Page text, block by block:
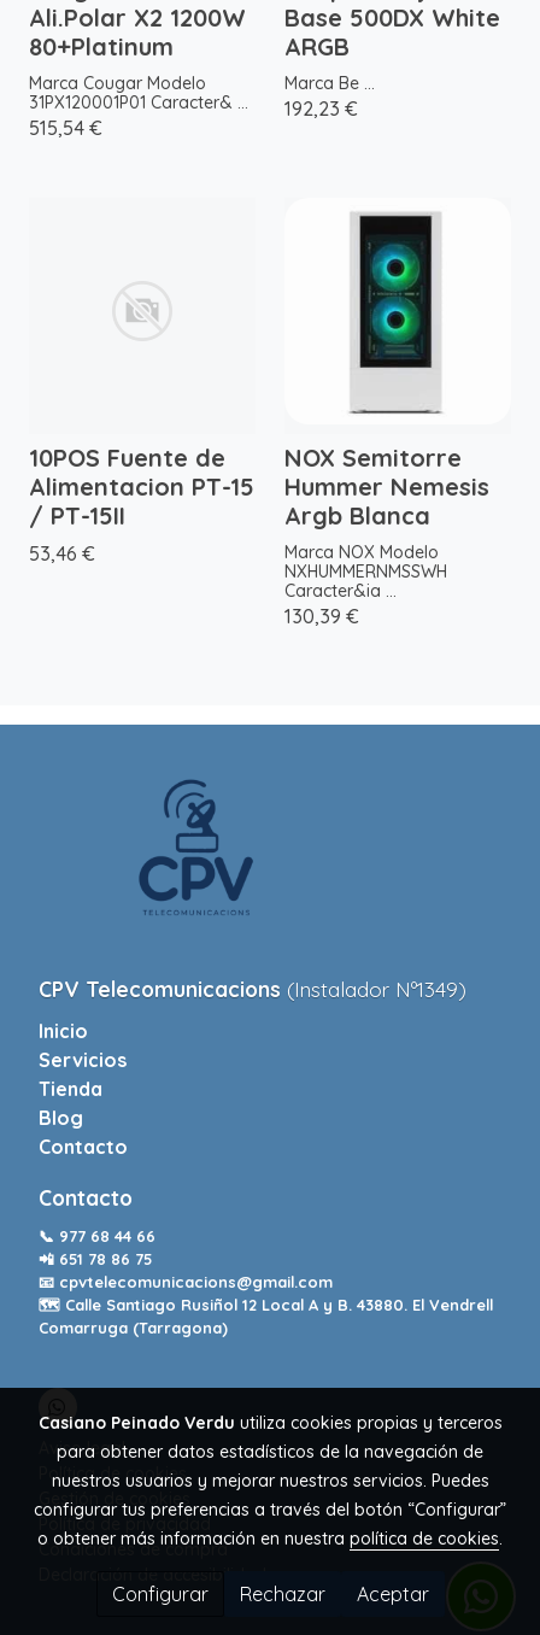
Ali.Polar X2 1200W
80+Platinum
Marca Cougar Modelo
31PX120001P01 Caracter& ...
515,54 €
Base 500DX White
ARGB
Marca Be ...
192,23 €
10POS Fuente de
Alimentacion PT-15
/ PT-15II
53,46 €
NOX Semitorre
Hummer Nemesis
Argb Blanca
Marca NOX Modelo
NXHUMMERNMSSWH
Caracter&ia ...
130,39 €
CPV Telecomunicacions (Instalador Nº1349)
Inicio
Servicios
Tienda
Blog
Contacto
Contacto
📞 977 68 44 66
📲 651 78 86 75
📧 cpvtelecomunicacions@gmail.com
🗺️ Calle Santiago Rusiñol 12 Local A y B. 43880. El Vendrell
Comarruga (Tarragona)
Aviso legal
Política de cookies
Gestión de cookies
Política de privacidad
Condiciones de compra
Casiano Peinado Verdu utiliza cookies propias y terceros
para obtener datos estadísticos de la navegación de
nuestros usuarios y mejorar nuestros servicios. Puedes
configurar tus preferencias a través del botón “Configurar”
o obtener más información en nuestra política de cookies.
Configurar Rechazar Aceptar